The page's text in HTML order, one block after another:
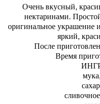
Очень вкусный,
нектаринами.
оригинальное украшение
яркий,
После
Время